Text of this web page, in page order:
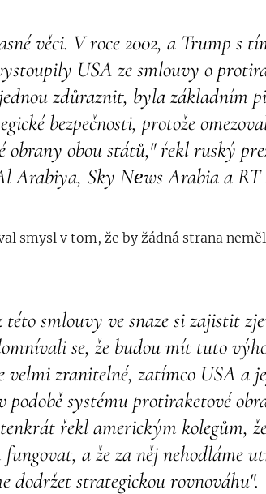
věci. V roce 2002, a Trump s
USA ze smlouvy o
zdůraznit, byla základním
bezpečnosti, protože
obrany obou států," řekl ruský
Arabiya, Sky Nеws Arabia a RT
smysl v tom, že by žádná strana
smlouvy ve snaze si zajistit
se, že budou mít tuto
velmi zranitelné, zatímco USA a
systému protiraketové
řekl americkým kolegům,
fungovat, a že za něj nehodláme
dodržet strategickou rovnováhu".